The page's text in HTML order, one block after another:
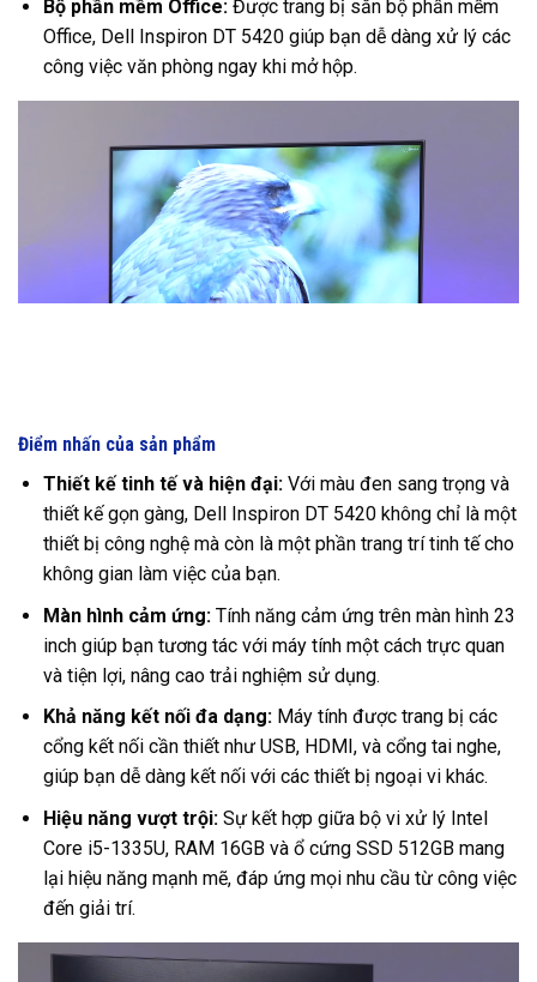
Bộ phần mềm Office:Được trang bị sẵn bộ phần mềm
Office, Dell Inspiron DT 5420 giúp bạn dễ dàng xử lý các
công việc văn phòng ngay khi mở hộp.
Điểm nhấn của sản phẩm
Thiết kế tinh tế và hiện đại:Với màu đen sang trọng và
thiết kế gọn gàng, Dell Inspiron DT 5420 không chỉ là một
thiết bị công nghệ mà còn là một phần trang trí tinh tế cho
không gian làm việc của bạn.
Màn hình cảm ứng:Tính năng cảm ứng trên màn hình 23
inch giúp bạn tương tác với máy tính một cách trực quan
và tiện lợi, nâng cao trải nghiệm sử dụng.
Khả năng kết nối đa dạng:Máy tính được trang bị các
cổng kết nối cần thiết như USB, HDMI, và cổng tai nghe,
giúp bạn dễ dàng kết nối với các thiết bị ngoại vi khác.
Hiệu năng vượt trội:Sự kết hợp giữa bộ vi xử lý Intel
Core i5-1335U, RAM 16GB và ổ cứng SSD 512GB mang
lại hiệu năng mạnh mẽ, đáp ứng mọi nhu cầu từ công việc
đến giải trí.